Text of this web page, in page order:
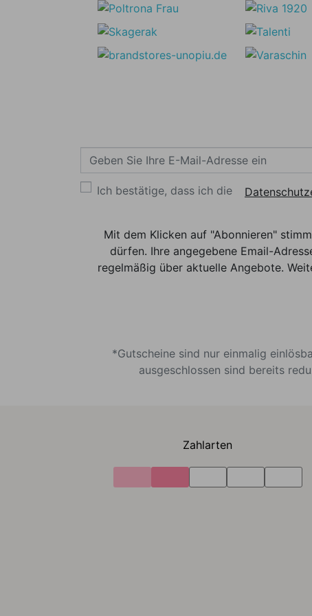
Ich bestätige, dass ich die
Mit dem Klicken auf "Abonnieren"
dürfen. Ihre angegebene Email-
regelmäßig über aktuelle Angebote.
*Gutscheine sind nur einmalig
ausgeschlossen sind bereits
Zahlarten